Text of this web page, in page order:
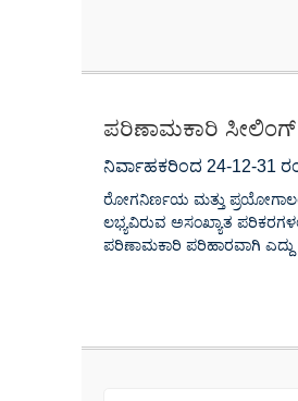
ಪರಿಣಾಮಕಾರಿ
ನಿರ್ವಾಹಕರಿಂದ 24-12-31
ರೋಗನಿರ್ಣಯ ಮತ್ತು ಪ್ರಯೋಗಾಲಯ
ಲಭ್ಯವಿರುವ ಅಸಂಖ್ಯಾತ
ಪರಿಣಾಮಕಾರಿ ಪರಿಹಾರವಾಗಿ ಎದ್ದು